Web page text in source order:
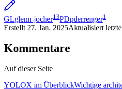
GLglenn-jocher13PDpderrenger1
Erstellt 27. Jan. 2025Aktualisiert
Kommentare
Auf dieser Seite
YOLOX im ÜberblickWichtige